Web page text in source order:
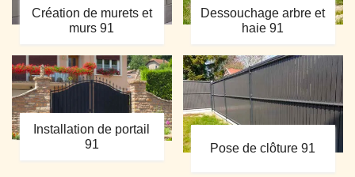
Création de murets et
murs 91
Dessouchage arbre et
haie 91
Installation de portail
91
Pose de clôture 91